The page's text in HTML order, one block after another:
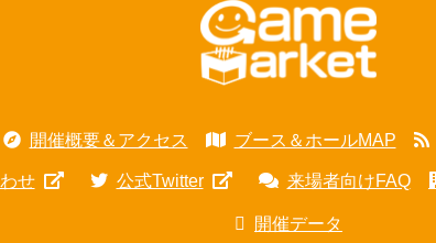
開催概要＆アクセス ブース＆ホールMAP
せ 公式Twitter 来場者向けFAQ
開催データ